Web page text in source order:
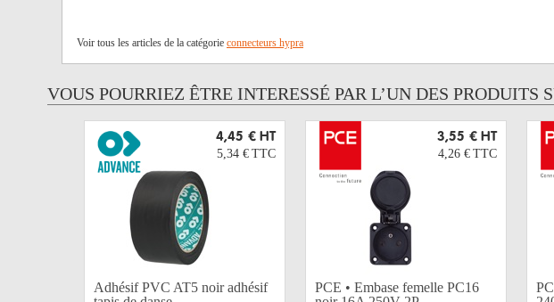
Voir tous les articles de la catégorie connecteurs hypra
VOUS POURRIEZ ÊTRE INTERESSÉ PAR L’UN DES PRODUITS
4,45 € HT
5,34 € TTC
Adhésif PVC AT5 noir adhésif
3,55 € HT
4,26 € TTC
PCE • Embase femelle PC16